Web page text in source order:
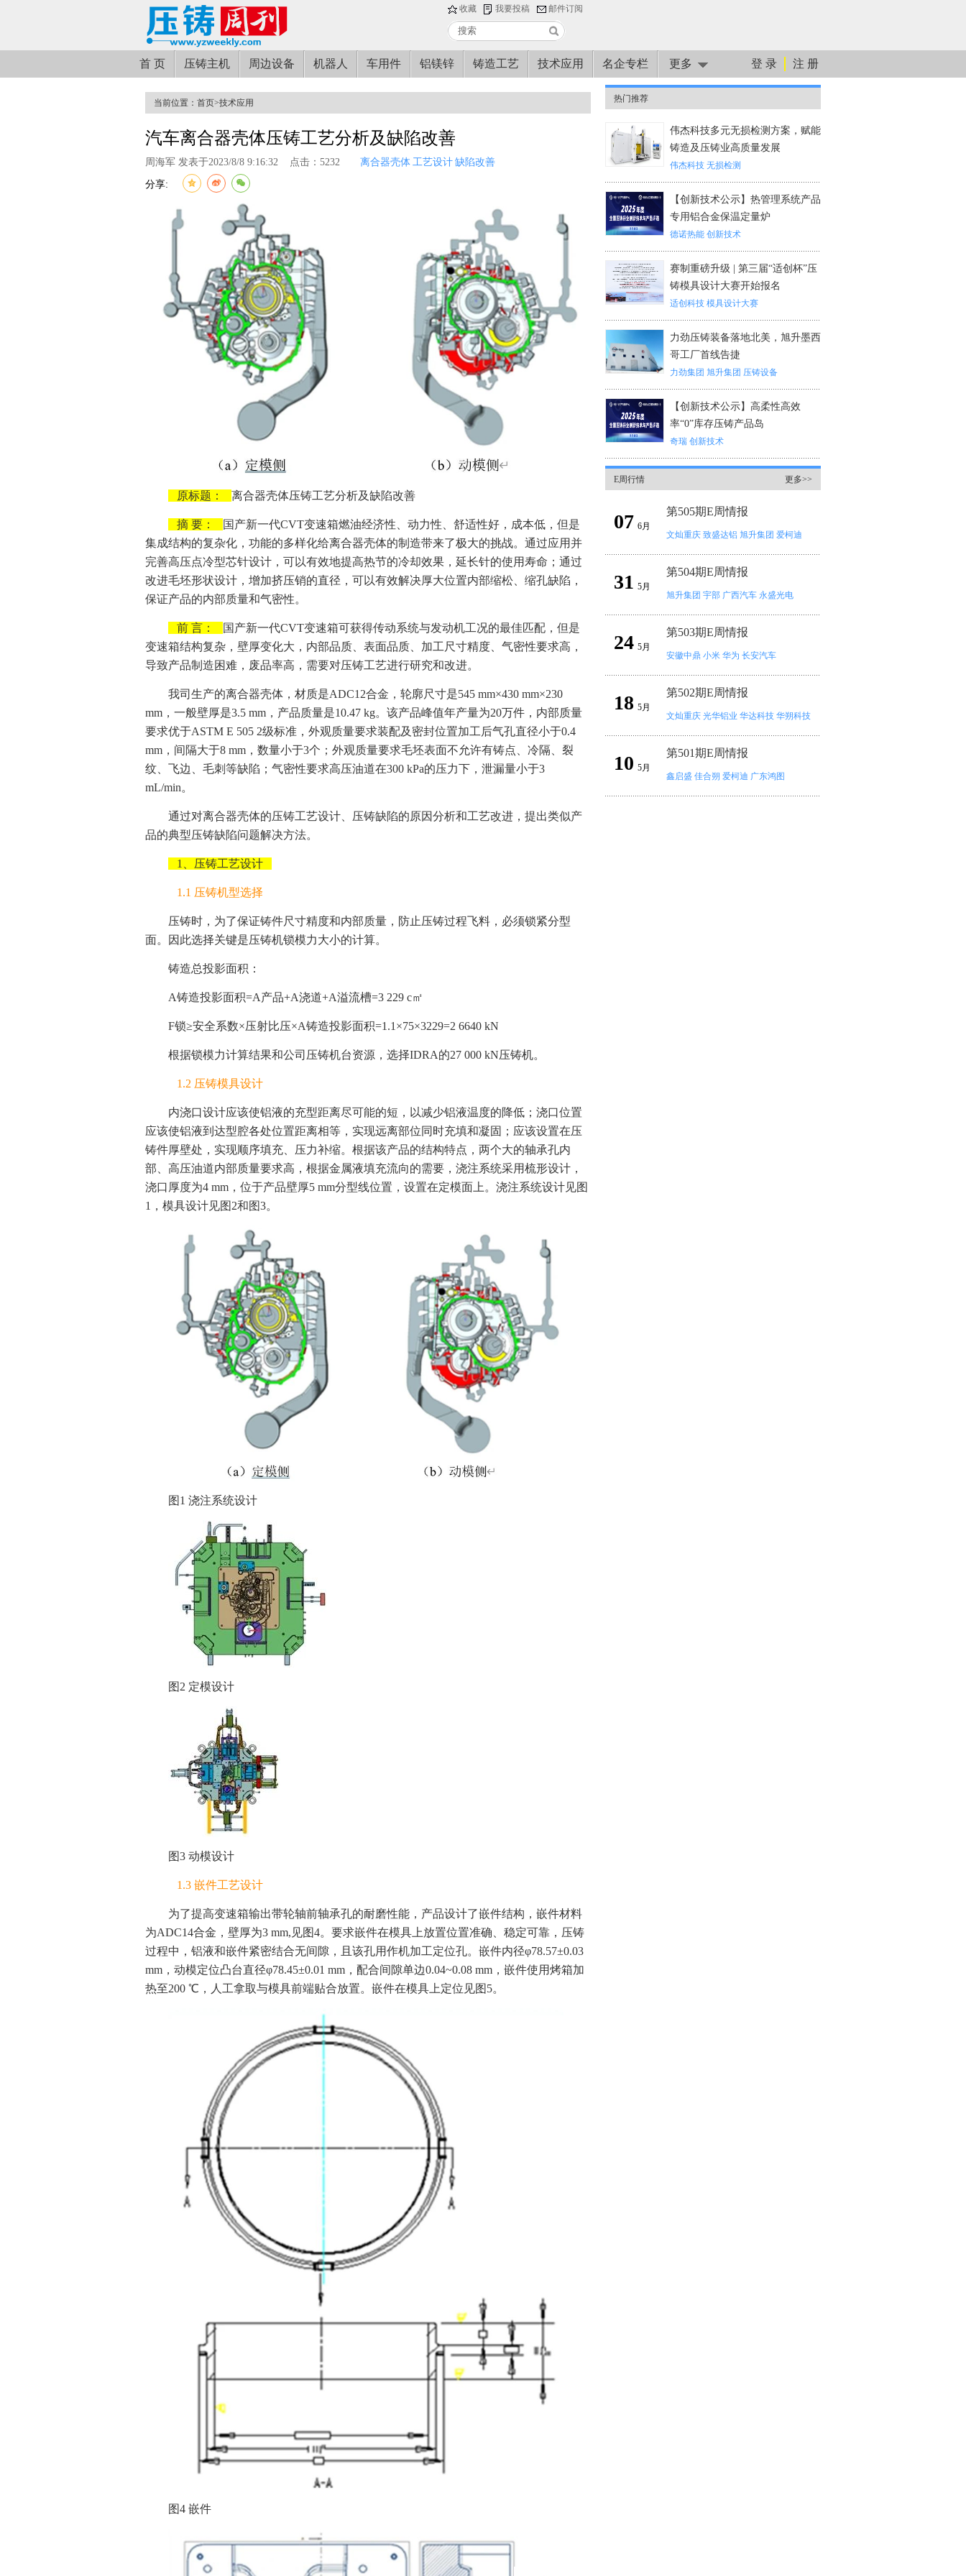
收藏 我要投稿 邮件订阅
首 页 压铸主机 周边设备 机器人 车用件 铝镁锌 铸造工艺 技术应用 名企专栏 更多 登 录 注 册
当前位置： 首页>技术应用
汽车离合器壳体压铸工艺分析及缺陷改善
周海军 发表于2023/8/8 9:16:32 点击：5232 离合器壳体 工艺设计 缺陷改善
分享:
原标题： 离合器壳体压铸工艺分析及缺陷改善
摘 要：
国产新一代CVT变速箱燃油经济性、动力性、舒适性好，成本低，但是
集成结构的复杂化，功能的多样化给离合器壳体的制造带来了极大的挑战。通过应用并
完善高压点冷型芯针设计，可以有效地提高热节的冷却效果，延长针的使用寿命；通过
改进毛坯形状设计，增加挤压销的直径，可以有效解决厚大位置内部缩松、缩孔缺陷，
保证产品的内部质量和气密性。
前 言：
国产新一代CVT变速箱可获得传动系统与发动机工况的最佳匹配，但是
变速箱结构复杂，壁厚变化大，内部品质、表面品质、加工尺寸精度、气密性要求高，
导致产品制造困难，废品率高，需要对压铸工艺进行研究和改进。
我司生产的离合器壳体，材质是ADC12合金，轮廓尺寸是545 mm×430 mm×230
mm，一般壁厚是3.5 mm，产品质量是10.47 kg。该产品峰值年产量为20万件，内部质量
要求优于ASTM E 505 2级标准，外观质量要求装配及密封位置加工后气孔直径小于0.4
mm，间隔大于8 mm，数量小于3个；外观质量要求毛坯表面不允许有铸点、冷隔、裂
纹、飞边、毛刺等缺陷；气密性要求高压油道在300 kPa的压力下，泄漏量小于3
mL/min。
通过对离合器壳体的压铸工艺设计、压铸缺陷的原因分析和工艺改进，提出类似产
品的典型压铸缺陷问题解决方法。
1、压铸工艺设计
1.1 压铸机型选择
压铸时，为了保证铸件尺寸精度和内部质量，防止压铸过程飞料，必须锁紧分型
面。因此选择关键是压铸机锁模力大小的计算。
铸造总投影面积：
A铸造投影面积=A产品+A浇道+A溢流槽=3 229 c㎡
F锁≥安全系数×压射比压×A铸造投影面积=1.1×75×3229=2 6640 kN
根据锁模力计算结果和公司压铸机台资源，选择IDRA的27 000 kN压铸机。
1.2 压铸模具设计
内浇口设计应该使铝液的充型距离尽可能的短，以减少铝液温度的降低；浇口位置
应该使铝液到达型腔各处位置距离相等，实现远离部位同时充填和凝固；应该设置在压
铸件厚壁处，实现顺序填充、压力补缩。根据该产品的结构特点，两个大的轴承孔内
部、高压油道内部质量要求高，根据金属液填充流向的需要，浇注系统采用梳形设计，
浇口厚度为4 mm，位于产品壁厚5 mm分型线位置，设置在定模面上。浇注系统设计见图
1，模具设计见图2和图3。
图1 浇注系统设计
图2 定模设计
图3 动模设计
1.3 嵌件工艺设计
为了提高变速箱输出带轮轴前轴承孔的耐磨性能，产品设计了嵌件结构，嵌件材料
为ADC14合金，壁厚为3 mm,见图4。要求嵌件在模具上放置位置准确、稳定可靠，压铸
过程中，铝液和嵌件紧密结合无间隙，且该孔用作机加工定位孔。嵌件内径φ78.57±0.03
mm，动模定位凸台直径φ78.45±0.01 mm，配合间隙单边0.04~0.08 mm，嵌件使用烤箱加
热至200 ℃，人工拿取与模具前端贴合放置。嵌件在模具上定位见图5。
图4 嵌件
热门推荐
伟杰科技多元无损检测方案，赋能
铸造及压铸业高质量发展
伟杰科技 无损检测
【创新技术公示】热管理系统产品
专用铝合金保温定量炉
德诺热能 创新技术
赛制重磅升级 | 第三届“适创杯”压
铸模具设计大赛开始报名
适创科技 模具设计大赛
力劲压铸装备落地北美，旭升墨西
哥工厂首线告捷
力劲集团 旭升集团 压铸设备
【创新技术公示】高柔性高效
率“0”库存压铸产品岛
奇瑞 创新技术
E周行情 更多>>
07 6月
第505期E周情报
文灿重庆 致盛达铝 旭升集团 爱柯迪
31 5月
第504期E周情报
旭升集团 宇部 广西汽车 永盛光电
24 5月
第503期E周情报
安徽中鼎 小米 华为 长安汽车
18 5月
第502期E周情报
文灿重庆 光华铝业 华达科技 华朔科技
10 5月
第501期E周情报
鑫启盛 佳合朔 爱柯迪 广东鸿图